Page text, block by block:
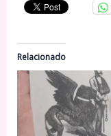
Relacionado